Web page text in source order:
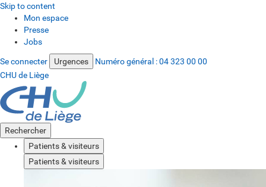
Skip to content
Mon espace
Presse
Jobs
Se connecter Urgences Numéro général :04 323 00 00
CHU de Liège
Rechercher
Patients & visiteurs
Patients & visiteurs